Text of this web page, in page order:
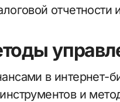
отчетности
в интернет-
и